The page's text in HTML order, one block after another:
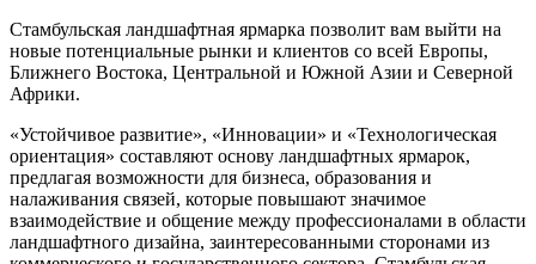
Стамбульская ландшафтная ярмарка позволит вам выйти на
новые потенциальные рынки и клиентов со всей Европы,
Ближнего Востока, Центральной и Южной Азии и Северной
Африки.
«Устойчивое развитие», «Инновации» и «Технологическая
ориентация» составляют основу ландшафтных ярмарок,
предлагая возможности для бизнеса, образования и
налаживания связей, которые повышают значимое
взаимодействие и общение между профессионалами в области
ландшафтного дизайна, заинтересованными сторонами из